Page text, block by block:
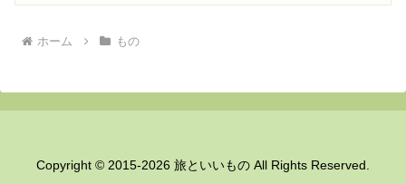
ホーム もの
Copyright © 2015-2026 旅といいもの All Rights Reserved.